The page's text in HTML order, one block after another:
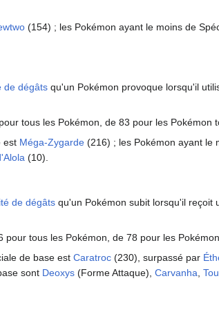
(154) ; les Pokémon ayant le moins de
de dégâts qu'un Pokémon provoque lorsqu'il
tous les Pokémon, de 83 pour les Pokémon
est Méga-Zygarde (216) ; les Pokémon ayant le
(10).
de dégâts qu'un Pokémon subit lorsqu'il reçoit
tous les Pokémon, de 78 pour les
de base est Caratroc (230), surpassé par
sont Deoxys (Forme Attaque), Carvanha,